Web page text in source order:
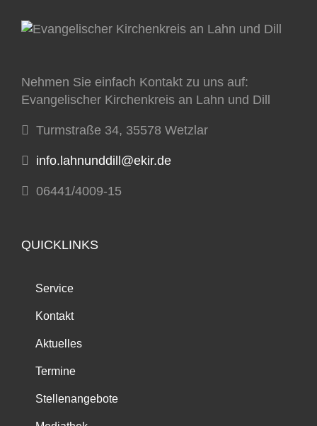
Nehmen Sie einfach Kontakt zu uns auf:
Evangelischer Kirchenkreis an Lahn und Dill
Turmstraße 34, 35578 Wetzlar
info.lahnunddill@ekir.de
06441/4009-15
QUICKLINKS
Service
Kontakt
Aktuelles
Termine
Stellenangebote